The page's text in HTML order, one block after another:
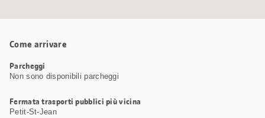
Come arrivare
Parcheggi
Non sono disponibili parcheggi
Fermata trasporti pubblici più vicina
Petit-St-Jean